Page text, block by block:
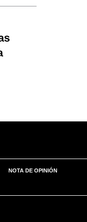
NOTA DE OPINIÓN